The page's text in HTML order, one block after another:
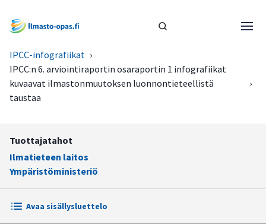
IPCC-infografiikat ›
IPCC:n 6. arviointiraportin osaraportin 1 infografiikat
kuvaavat ilmastonmuutoksen luonnontieteellistä
taustaa
›
Tuottajatahot
Ilmatieteen laitos
Ympäristöministeriö
Avaa sisällysluettelo